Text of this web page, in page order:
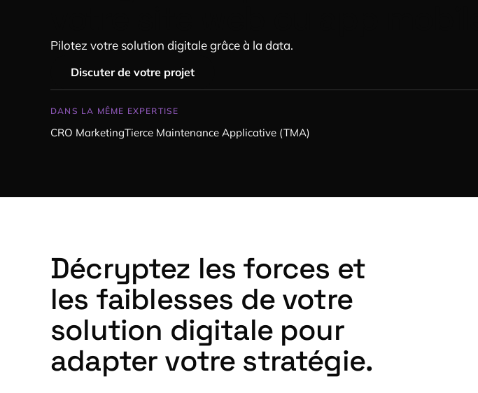
Pilotez votre solution digitale grâce à la data.
Discuter de votre projet
DANS LA MÊME EXPERTISE
CRO MarketingTierce Maintenance Applicative (TMA)
Décryptez les forces et
les faiblesses de votre
solution digitale pour
adapter votre stratégie.